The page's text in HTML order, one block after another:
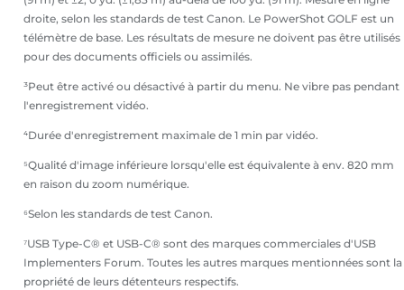
droite, selon les standards de test Canon. Le PowerShot GOLF est un
télémètre de base. Les résultats de mesure ne doivent pas être utilisés
pour des documents officiels ou assimilés.
³Peut être activé ou désactivé à partir du menu. Ne vibre pas pendant
l'enregistrement vidéo.
⁴Durée d'enregistrement maximale de 1 min par vidéo.
⁵Qualité d'image inférieure lorsqu'elle est équivalente à env. 820 mm
en raison du zoom numérique.
⁶Selon les standards de test Canon.
⁷USB Type-C® et USB-C® sont des marques commerciales d'USB
Implementers Forum. Toutes les autres marques mentionnées sont la
propriété de leurs détenteurs respectifs.